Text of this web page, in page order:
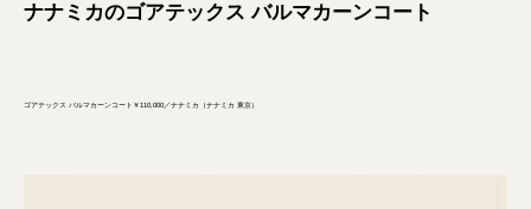
ナナミカのゴアテックス バルマカーンコート
ゴアテックス バルマカーンコート￥110,000／ナナミカ（ナナミカ 東京）